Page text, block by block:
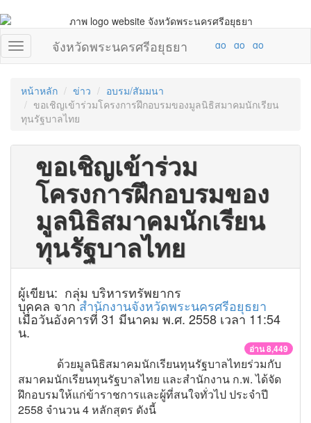
จังหวัดพระนครศรีอยุธยา
หน้าหลัก ข่าว
อบรม/สัมมนา
ขอเชิญเข้าร่วมโครงการฝึกอบรมของมูลนิธิสมาคมนักเรียน
ทุนรัฐบาลไทย
ขอเชิญเข้าร่วม
โครงการฝึกอบรมของ
มูลนิธิสมาคมนักเรียน
ทุนรัฐบาลไทย
ผู้เขียน: กลุ่ม บริหารทรัพยากร
บุคคล จากสำนักงานจังหวัดพระนครศรีอยุธยา
เมื่อวันอังคารที่ 31 มีนาคม พ.ศ. 2558 เวลา 11:54
น.
อ่าน 8,449
ด้วยมูลนิธิสมาคมนักเรียนทุนรัฐบาลไทยร่วมกับ
สมาคมนักเรียนทุนรัฐบาลไทย และสำนักงาน ก.พ. ได้จัด
ฝึกอบรมให้แก่ข้าราชการและผู้ที่สนใจทั่วไป ประจำปี
2558 จำนวน 4 หลักสุตร ดังนี้